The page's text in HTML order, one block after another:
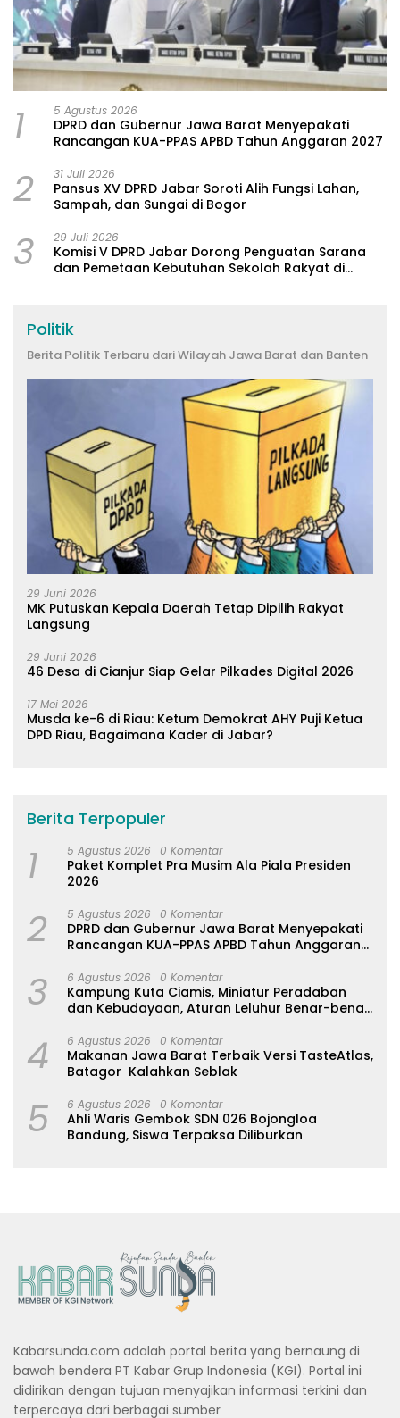
1 5 Agustus 2026
DPRD dan Gubernur Jawa Barat Menyepakati
Rancangan KUA-PPAS APBD Tahun Anggaran 2027
2 31 Juli 2026
Pansus XV DPRD Jabar Soroti Alih Fungsi Lahan,
Sampah, dan Sungai di Bogor
3 29 Juli 2026
Komisi V DPRD Jabar Dorong Penguatan Sarana
dan Pemetaan Kebutuhan Sekolah Rakyat di
Politik
Berita Politik Terbaru dari Wilayah Jawa Barat dan Banten
29 Juni 2026
MK Putuskan Kepala Daerah Tetap Dipilih Rakyat
Langsung
29 Juni 2026
46 Desa di Cianjur Siap Gelar Pilkades Digital 2026
17 Mei 2026
Musda ke-6 di Riau: Ketum Demokrat AHY Puji Ketua
DPD Riau, Bagaimana Kader di Jabar?
Berita Terpopuler
1 5 Agustus 2026 0 Komentar
Paket Komplet Pra Musim Ala Piala Presiden
2026
2 5 Agustus 2026 0 Komentar
DPRD dan Gubernur Jawa Barat Menyepakati
Rancangan KUA-PPAS APBD Tahun Anggaran
3 6 Agustus 2026 0 Komentar
Kampung Kuta Ciamis, Miniatur Peradaban
dan Kebudayaan, Aturan Leluhur Benar-benar
4 6 Agustus 2026 0 Komentar
Makanan Jawa Barat Terbaik Versi TasteAtlas,
Batagor Kalahkan Seblak
5 6 Agustus 2026 0 Komentar
Ahli Waris Gembok SDN 026 Bojongloa
Bandung, Siswa Terpaksa Diliburkan
Kabarsunda.com adalah portal berita yang bernaung di
bawah bendera PT Kabar Grup Indonesia (KGI). Portal ini
didirikan dengan tujuan menyajikan informasi terkini dan
terpercaya dari berbagai sumber